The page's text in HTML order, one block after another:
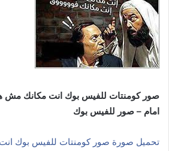
صور كومنتات للفيس بوك انت مكانك مش
امام – صور للفيس بوك
تحميل صورة صور كومنتات للفيس بوك